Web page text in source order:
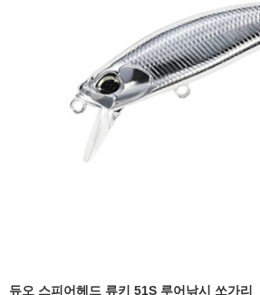
듀오 스피어헤드 류키 51S 루어낚시 쏘가리